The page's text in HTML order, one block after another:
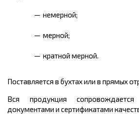
немерной;
мерной;
кратной мерной.
Поставляется в бухтах или в прямых
Вся продукция
документами и сертификатами